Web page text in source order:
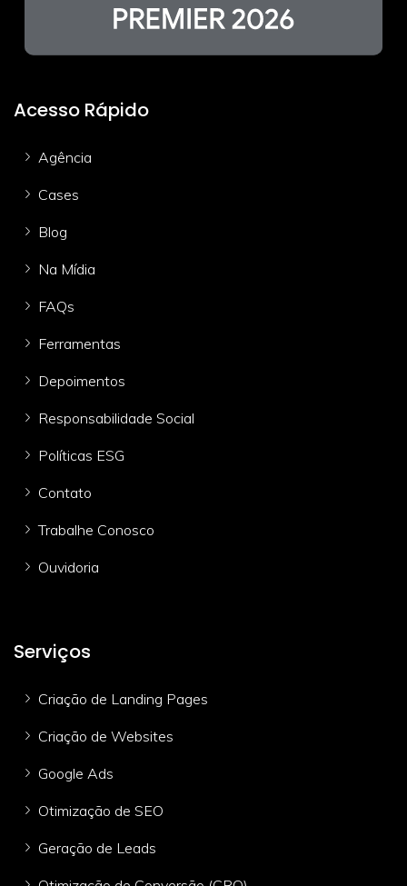
Acesso Rápido
Agência
Cases
Blog
Na Mídia
FAQs
Ferramentas
Depoimentos
Responsabilidade Social
Políticas ESG
Contato
Trabalhe Conosco
Ouvidoria
Serviços
Criação de Landing Pages
Criação de Websites
Google Ads
Otimização de SEO
Geração de Leads